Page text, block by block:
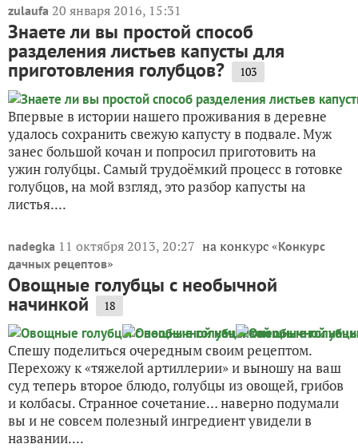
zulaufa 20 января 2016, 15:31
Знаете ли вы простой способ
разделения листьев капусты для
приготовления голубцов? 103
Впервые в истории нашего проживания в деревне
удалось сохранить свежую капусту в подвале. Муж
занес большой кочан и попросил приготовить на
ужин голубцы. Самый трудоёмкий процесс в готовке
голубцов, на мой взгляд, это разбор капусты на
листья....
nadegka 11 октября 2013, 20:27 на конкурс «Конкурс
дачных рецептов»
Овощные голубцы с необычной
начинкой 18
Спешу поделиться очередным своим рецептом.
Перехожу к «тяжелой артиллерии» и выношу на ваш
суд теперь второе блюдо, голубцы из овощей, грибов
и колбасы. Странное сочетание… наверно подумали
вы и не совсем полезный ингредиент увидели в
названии....